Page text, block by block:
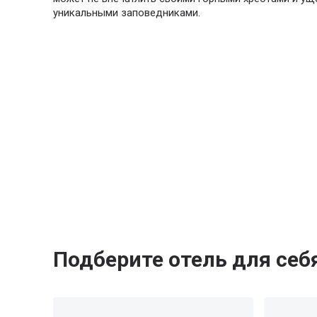
уникальными заповедниками.
Подберите отель для